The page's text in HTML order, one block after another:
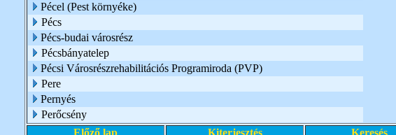
Pécel (Pest környéke)
Pécs
Pécs-budai városrész
Pécsbányatelep
Pécsi Városrészrehabilitációs Programiroda (PVP)
Pere
Pernyés
Perőcsény
Előző lap
Kiterjesztés Keresés